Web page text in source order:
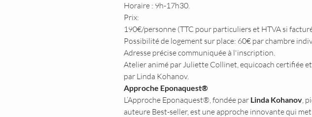
Horaire : 9h-17h30.
Prix:
190€/personne (TTC pour particuliers et HTVA si
Possibilité de logement sur place: 60€ par chambre
Adresse précise communiquée à l'inscription.
Atelier animé par Juliette Collinet, equicoach certifiée
par Linda Kohanov.
Approche Eponaquest®
L’Approche Eponaquest®, fondée par Linda Kohanov,
auteure Best-seller, est une approche innovante qui